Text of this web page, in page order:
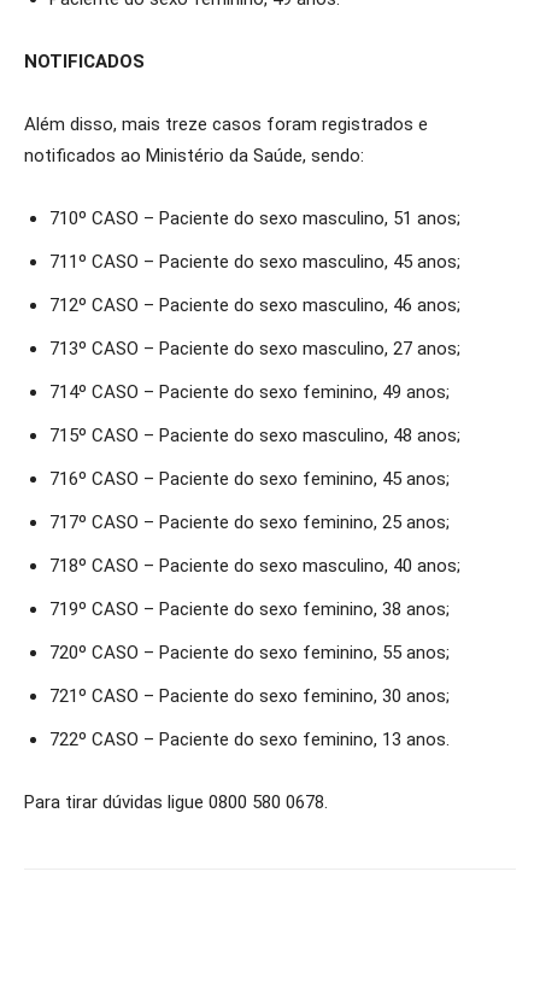
NOTIFICADOS
Além disso, mais treze casos foram registrados e
notificados ao Ministério da Saúde, sendo:
710º CASO – Paciente do sexo masculino, 51 anos;
711º CASO – Paciente do sexo masculino, 45 anos;
712º CASO – Paciente do sexo masculino, 46 anos;
713º CASO – Paciente do sexo masculino, 27 anos;
714º CASO – Paciente do sexo feminino, 49 anos;
715º CASO – Paciente do sexo masculino, 48 anos;
716º CASO – Paciente do sexo feminino, 45 anos;
717º CASO – Paciente do sexo feminino, 25 anos;
718º CASO – Paciente do sexo masculino, 40 anos;
719º CASO – Paciente do sexo feminino, 38 anos;
720º CASO – Paciente do sexo feminino, 55 anos;
721º CASO – Paciente do sexo feminino, 30 anos;
722º CASO – Paciente do sexo feminino, 13 anos.
Para tirar dúvidas ligue 0800 580 0678.